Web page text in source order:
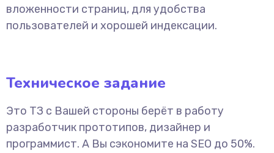
вложенности страниц, для удобства
пользователей и хорошей индексации.
Техническое задание
Это ТЗ с Вашей стороны берёт в работу
разработчик прототипов, дизайнер и
программист. А Вы сэкономите на SEO до 50%.